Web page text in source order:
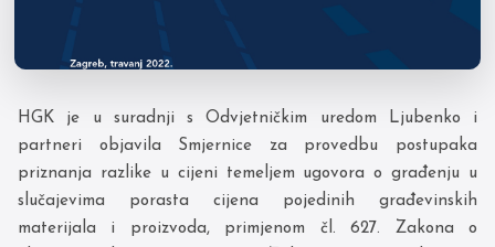
HGK je u suradnji s Odvjetničkim uredom Ljubenko i
partneri objavila Smjernice za provedbu postupaka
priznanja razlike u cijeni temeljem ugovora o građenju u
slučajevima porasta cijena pojedinih građevinskih
materijala i proizvoda, primjenom čl. 627. Zakona o